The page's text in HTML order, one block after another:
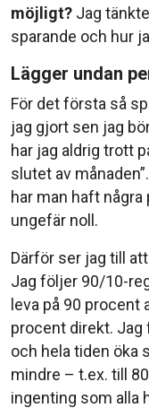
möjligt? Jag
sparande och hur
Lägger undan
För det första så
jag gjort sen jag
har jag aldrig trott
slutet av
har man haft några
ungefär noll.
Därför ser jag till
Jag följer 90/10-
leva på 90
procent direkt.
och hela tiden öka
mindre – t.ex. till
ingenting som alla